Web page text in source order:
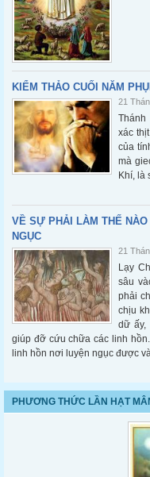
KIỂM THẢO CUỐI NĂM
21
Thánh
xác
của
mà
Khí, là
VỀ SỰ PHẢI LÀM THẾ
NGỤC
21
Lạy
sâu
phải
chịu
dữ ấy,
giúp đỡ cứu chữa các linh
linh hồn nơi luyện ngục được
PHƯƠNG THỨC LẦN HẠT